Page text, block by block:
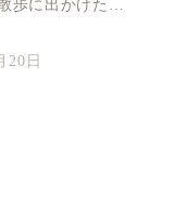
歩に出かけた…
20日